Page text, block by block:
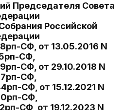
Председателя Совета
Российской
СФ, от 13.05.2016 N
СФ,
СФ, от 29.10.2018 N
СФ,
СФ, от 15.12.2021 N
СФ,
СФ, от 19.12.2023 N